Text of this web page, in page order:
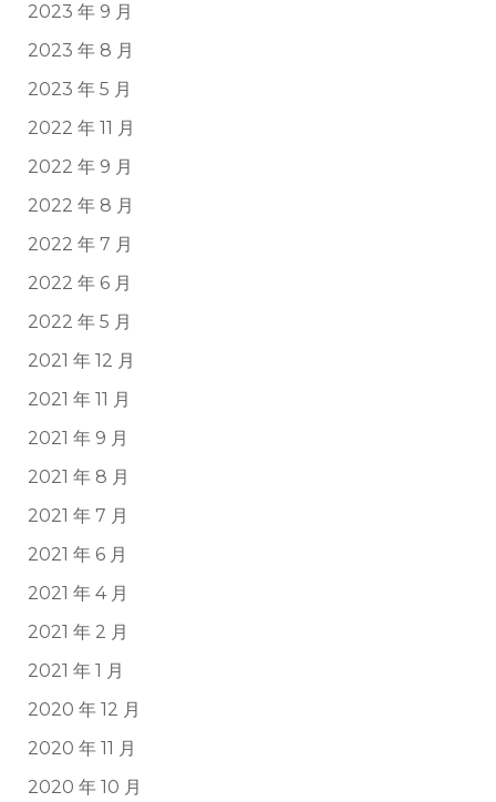
2023 年 9 月
2023 年 8 月
2023 年 5 月
2022 年 11 月
2022 年 9 月
2022 年 8 月
2022 年 7 月
2022 年 6 月
2022 年 5 月
2021 年 12 月
2021 年 11 月
2021 年 9 月
2021 年 8 月
2021 年 7 月
2021 年 6 月
2021 年 4 月
2021 年 2 月
2021 年 1 月
2020 年 12 月
2020 年 11 月
2020 年 10 月